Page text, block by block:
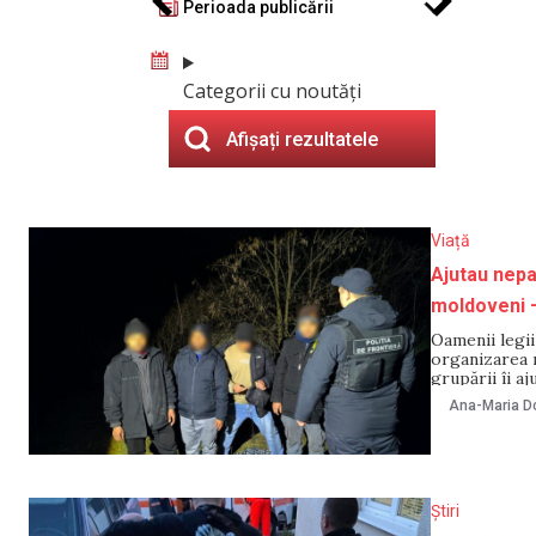
Perioada publicării
Categorii cu noutăți
Afișați rezultatele
Viață
Ajutau
moldoveni
Oamenii
organizarea
grupării îi
Moldova
variau între
Ana-Maria
Știri